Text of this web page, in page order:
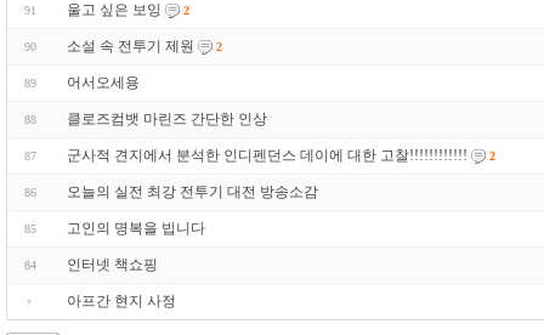
91 울고 싶은 보잉 2
90 소설 속 전투기 제원 2
89 어서오세용
88 클로즈컴뱃 마린즈 간단한 인상
87 군사적 견지에서 분석한 인디펜던스 데이에 대한 고찰!!!!!!!!!!!! 2
86 오늘의 실전 최강 전투기 대전 방송소감
85 고인의 명복을 빕니다
84 인터넷 책쇼핑
아프간 현지 사정